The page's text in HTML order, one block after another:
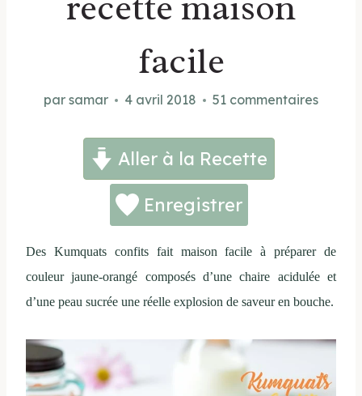
facile
par samar 4 avril 2018 51 commentaires
Aller à la Recette
Enregistrer
Des Kumquats confits fait maison facile à préparer de
couleur jaune-orangé composés d’une chaire acidulée et
d’une peau sucrée une réelle explosion de saveur en bouche.